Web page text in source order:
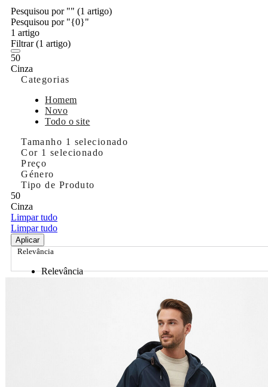
Pesquisou por "" (1 artigo)
Pesquisou por "{0}"
1 artigo
Filtrar(1 artigo)
50
Cinza
Categorias
Homem
Novo
Todo o site
Tamanho 1 selecionado
Cor 1 selecionado
Preço
Género
Tipo de Produto
50
Cinza
Limpar tudo
Limpar tudo
Aplicar
Relevância
Relevância